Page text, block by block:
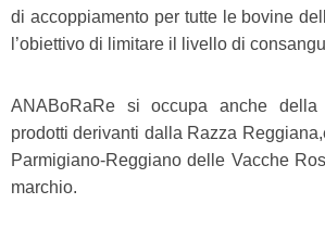
di accoppiamento per tutte le bovine
l’obiettivo di limitare il livello di
ANABoRaRe si occupa anche della
prodotti derivanti dalla Razza
Parmigiano-Reggiano delle Vacche
marchio.